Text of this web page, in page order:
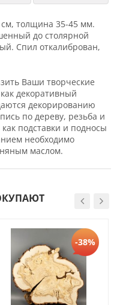
толщина 35-45 мм.
до столярной
Спил откалиброван,
Ваши творческие
декоративный
декорированию
по дереву, резьба и
подставки и подносы
необходимо
маслом.
-38%